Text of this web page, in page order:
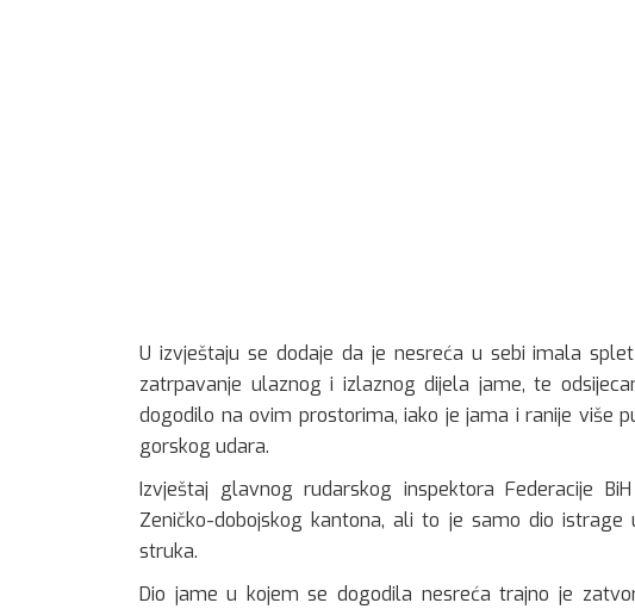
U izvještaju se dodaje da je nesreća u sebi imala
zatrpavanje ulaznog i izlaznog dijela jame, te
dogodilo na ovim prostorima, iako je jama i ranije više
gorskog udara.
Izvještaj glavnog rudarskog inspektora Federacije
Zeničko-dobojskog kantona, ali to je samo dio
struka.
Dio jame u kojem se dogodila nesreća trajno je